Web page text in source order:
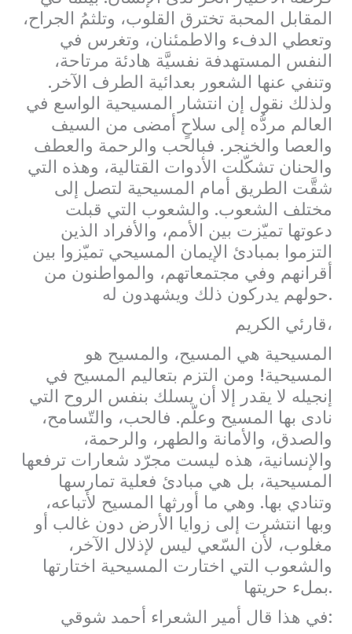
المقابل المحبة تخترق القلوب، وتلثمُ الجراح،
وتعطي الدفء والاطمئنان، وتغرس في
النفس المستهدفة نفسيَّة هادئة مرتاحة،
وتنفي عنها الشعور بعدائية الطرف الآخر.
ولذلك نقول إن انتشار المسيحية الواسع في
العالم مردُّه إلى سلاحٍ أمضى من السيف
والعصا والخنجر. فبالحب والرحمة والعطف
والحنان تشكّلت الأدوات القتالية، وهذه التي
شقَّت الطريق أمام المسيحية لتصل إلى
مختلف الشعوب. والشعوب التي قبلت
دعوتها تميّزت بين الأمم، والأفراد الذين
التزموا بمبادئ الإيمان المسيحي تميّزوا بين
أقرانهم وفي مجتمعاتهم، والمواطنون من
حولهم يدركون ذلك ويشهدون له.
قارئي الكريم،
المسيحية هي المسيح، والمسيح هو
المسيحية! ومن التزم بتعاليم المسيح في
إنجيله لا يقدر إلا أن يسلك بنفس الروح التي
نادى بها المسيح وعلّم. فالحب، والتّسامح،
والصدق، والأمانة والطهر، والرحمة،
والإنسانية، هذه ليست مجرّد شعارات ترفعها
المسيحية، بل هي مبادئ فعلية تمارسها
وتنادي بها. وهي ما أورثها المسيح لأتباعه،
وبها انتشرت إلى زوايا الأرض دون غالب أو
مغلوب، لأن السّعي ليس لإذلال الآخر،
والشعوب التي اختارت المسيحية اختارتها
بملء حريتها.
في هذا قال أمير الشعراء أحمد شوقي: